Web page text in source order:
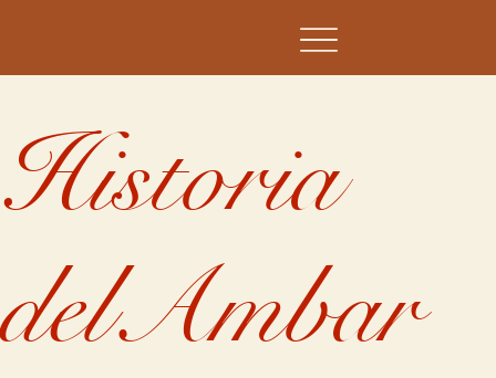
Historia
delAmbar